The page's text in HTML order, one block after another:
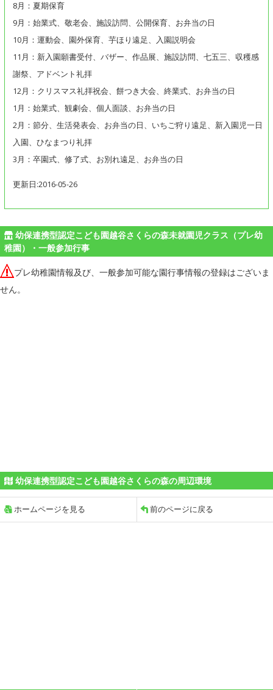
8月：夏期保育
9月：始業式、敬老会、施設訪問、公開保育、お弁当の日
10月：運動会、園外保育、芋ほり遠足、入園説明会
11月：新入園願書受付、バザー、作品展、施設訪問、七五三、収穫感
謝祭、アドベント礼拝
12月：クリスマス礼拝祝会、餅つき大会、終業式、お弁当の日
1月：始業式、観劇会、個人面談、お弁当の日
2月：節分、生活発表会、お弁当の日、いちご狩り遠足、新入園児一日
入園、ひなまつり礼拝
3月：卒園式、修了式、お別れ遠足、お弁当の日
更新日:2016-05-26
幼保連携型認定こども園越谷さくらの森未就園児クラス（プレ幼
稚園）・一般参加行事
プレ幼稚園情報及び、一般参加可能な園行事情報の登録はございま
せん。
幼保連携型認定こども園越谷さくらの森の周辺環境
ホームページを見る 前のページに戻る